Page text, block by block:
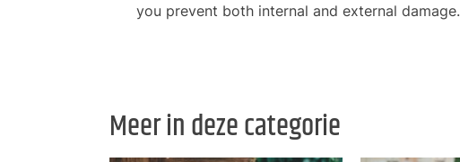
you prevent both internal and external damage.
Meer in deze categorie